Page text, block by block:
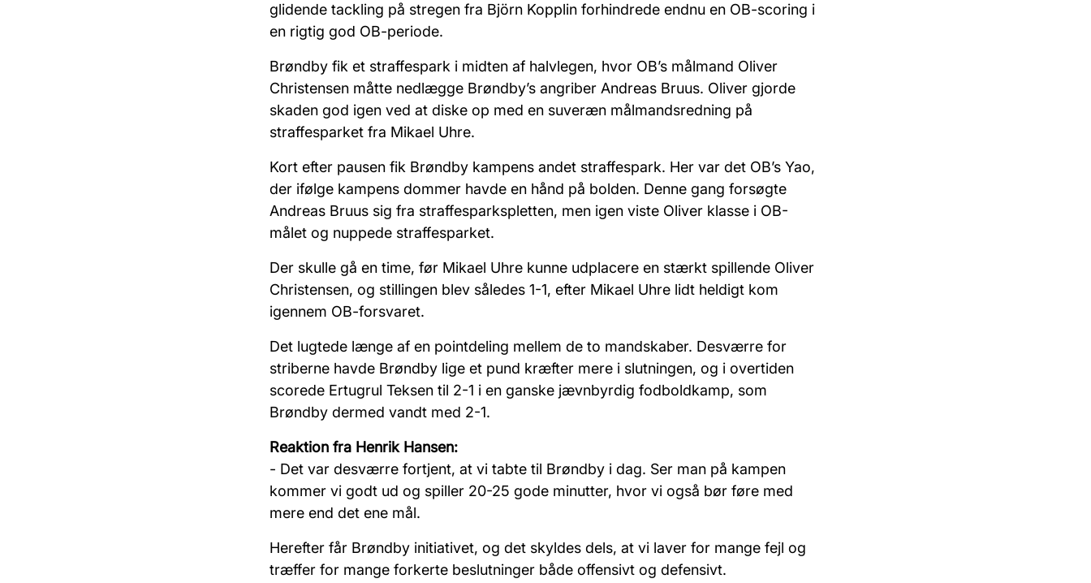
glidende tackling på stregen fra Björn Kopplin forhindrede endnu en OB-scoring i
en rigtig god OB-periode.
Brøndby fik et straffespark i midten af halvlegen, hvor OB’s målmand Oliver
Christensen måtte nedlægge Brøndby’s angriber Andreas Bruus. Oliver gjorde
skaden god igen ved at diske op med en suveræn målmandsredning på
straffesparket fra Mikael Uhre.
Kort efter pausen fik Brøndby kampens andet straffespark. Her var det OB’s Yao,
der ifølge kampens dommer havde en hånd på bolden. Denne gang forsøgte
Andreas Bruus sig fra straffesparkspletten, men igen viste Oliver klasse i OB-
målet og nuppede straffesparket.
Der skulle gå en time, før Mikael Uhre kunne udplacere en stærkt spillende Oliver
Christensen, og stillingen blev således 1-1, efter Mikael Uhre lidt heldigt kom
igennem OB-forsvaret.
Det lugtede længe af en pointdeling mellem de to mandskaber. Desværre for
striberne havde Brøndby lige et pund kræfter mere i slutningen, og i overtiden
scorede Ertugrul Teksen til 2-1 i en ganske jævnbyrdig fodboldkamp, som
Brøndby dermed vandt med 2-1.
Reaktion fra Henrik Hansen:
- Det var desværre fortjent, at vi tabte til Brøndby i dag. Ser man på kampen
kommer vi godt ud og spiller 20-25 gode minutter, hvor vi også bør føre med
mere end det ene mål.
Herefter får Brøndby initiativet, og det skyldes dels, at vi laver for mange fejl og
træffer for mange forkerte beslutninger både offensivt og defensivt.